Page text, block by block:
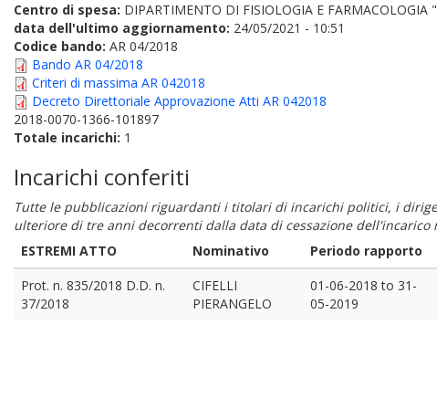
Centro di spesa: DIPARTIMENTO DI FISIOLOGIA E FARMACOLOGIA
data dell'ultimo aggiornamento: 24/05/2021 - 10:51
Codice bando: AR 04/2018
Bando AR 04/2018
Criteri di massima AR 042018
Decreto Direttoriale Approvazione Atti AR 042018
2018-0070-1366-101897
Totale incarichi: 1
Incarichi conferiti
Tutte le pubblicazioni riguardanti i titolari di incarichi politici, i
ulteriore di tre anni decorrenti dalla data di cessazione
ESTREMI ATTO
Nominativo Periodo rapporto
Prot. n. 835/2018 D.D. n.
37/2018
CIFELLI
PIERANGELO
01-06-2018 to 31-
05-2019